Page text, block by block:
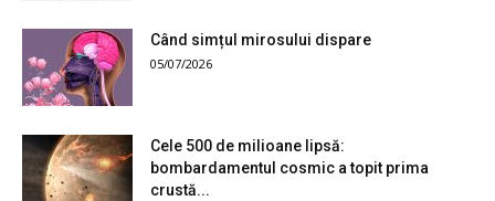
Când simțul mirosului dispare
05/07/2026
Cele 500 de milioane lipsă:
bombardamentul cosmic a topit prima
crustă...